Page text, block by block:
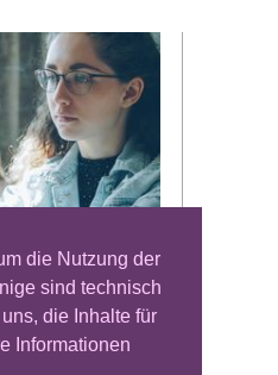
die Nutzung der
sind technisch
die Inhalte für
Informationen
generative KI
Der Einsatz
Die Texte